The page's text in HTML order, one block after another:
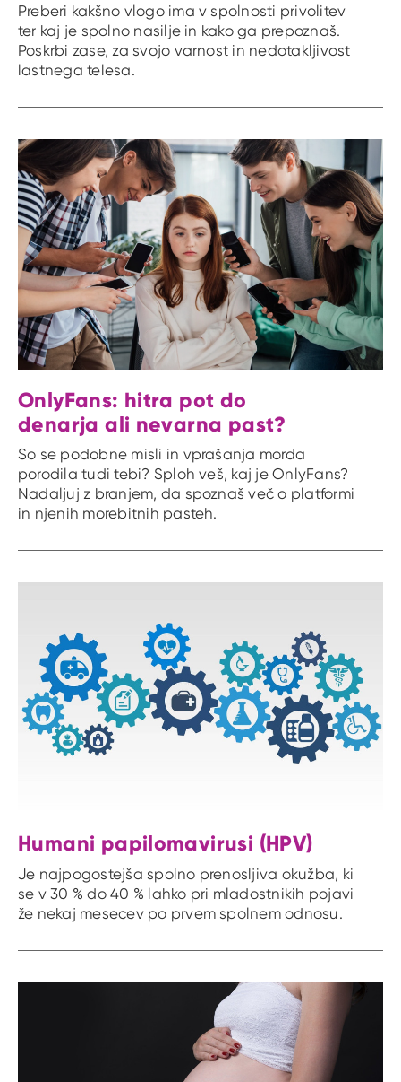
Preberi kakšno vlogo ima v spolnosti privolitev
ter kaj je spolno nasilje in kako ga prepoznaš.
Poskrbi zase, za svojo varnost in nedotakljivost
lastnega telesa.
OnlyFans: hitra pot do
denarja ali nevarna past?
So se podobne misli in vprašanja morda
porodila tudi tebi? Sploh veš, kaj je OnlyFans?
Nadaljuj z branjem, da spoznaš več o platformi
in njenih morebitnih pasteh.
Humani papilomavirusi (HPV)
Je najpogostejša spolno prenosljiva okužba, ki
se v 30 % do 40 % lahko pri mladostnikih pojavi
že nekaj mesecev po prvem spolnem odnosu.